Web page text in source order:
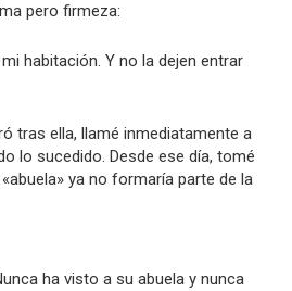
pero firmeza:
habitación. Y no la dejen entrar
tras ella, llamé inmediatamente a
lo sucedido. Desde ese día, tomé
ya no formaría parte de la
ha visto a su abuela y nunca